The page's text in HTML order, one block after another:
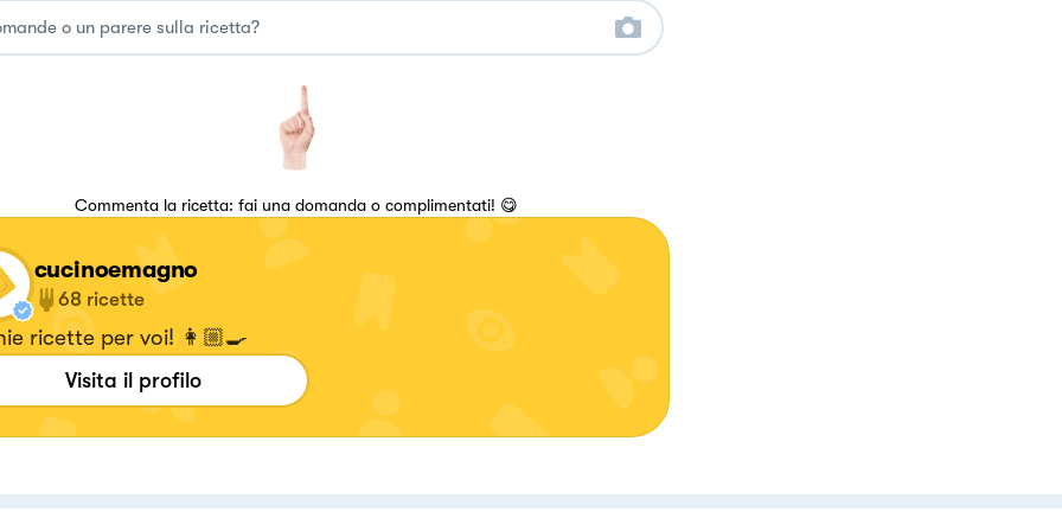
Commenta la ricetta: fai una domanda o complimentati! 😋
cucinoemagno
68 ricette
ricette per voi! 👩🏼‍🍳
Visita il profilo